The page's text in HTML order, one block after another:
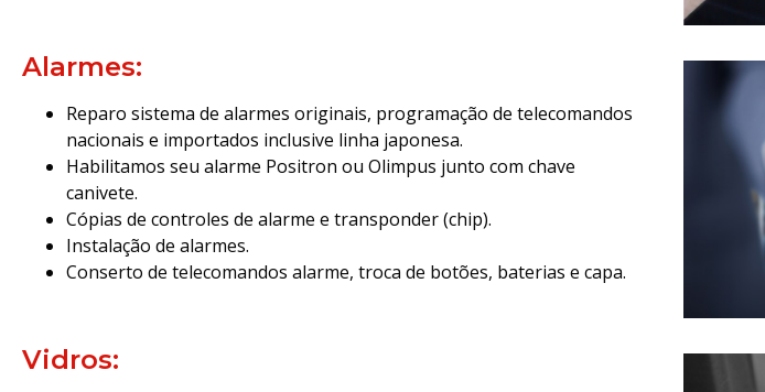
Alarmes:
Reparo sistema de alarmes originais, programação de telecomandos
nacionais e importados inclusive linha japonesa.
Habilitamos seu alarme Positron ou Olimpus junto com chave
canivete.
Cópias de controles de alarme e transponder (chip).
Instalação de alarmes.
Conserto de telecomandos alarme, troca de botões, baterias e capa.
Vidros: